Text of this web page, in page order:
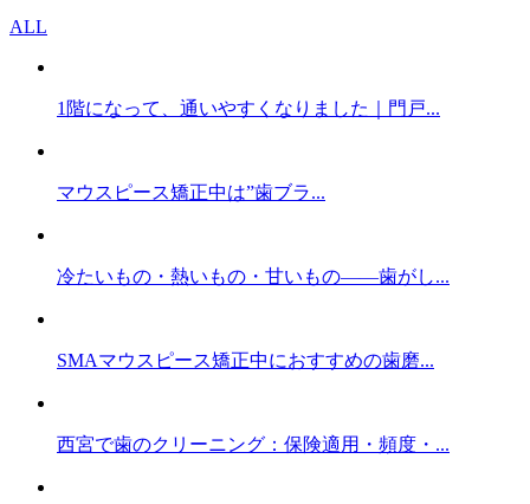
ALL
1階になって、通いやすくなりました｜門戸...
マウスピース矯正中は”歯ブラ...
冷たいもの・熱いもの・甘いもの——歯がし...
SMAマウスピース矯正中におすすめの歯磨...
西宮で歯のクリーニング：保険適用・頻度・...